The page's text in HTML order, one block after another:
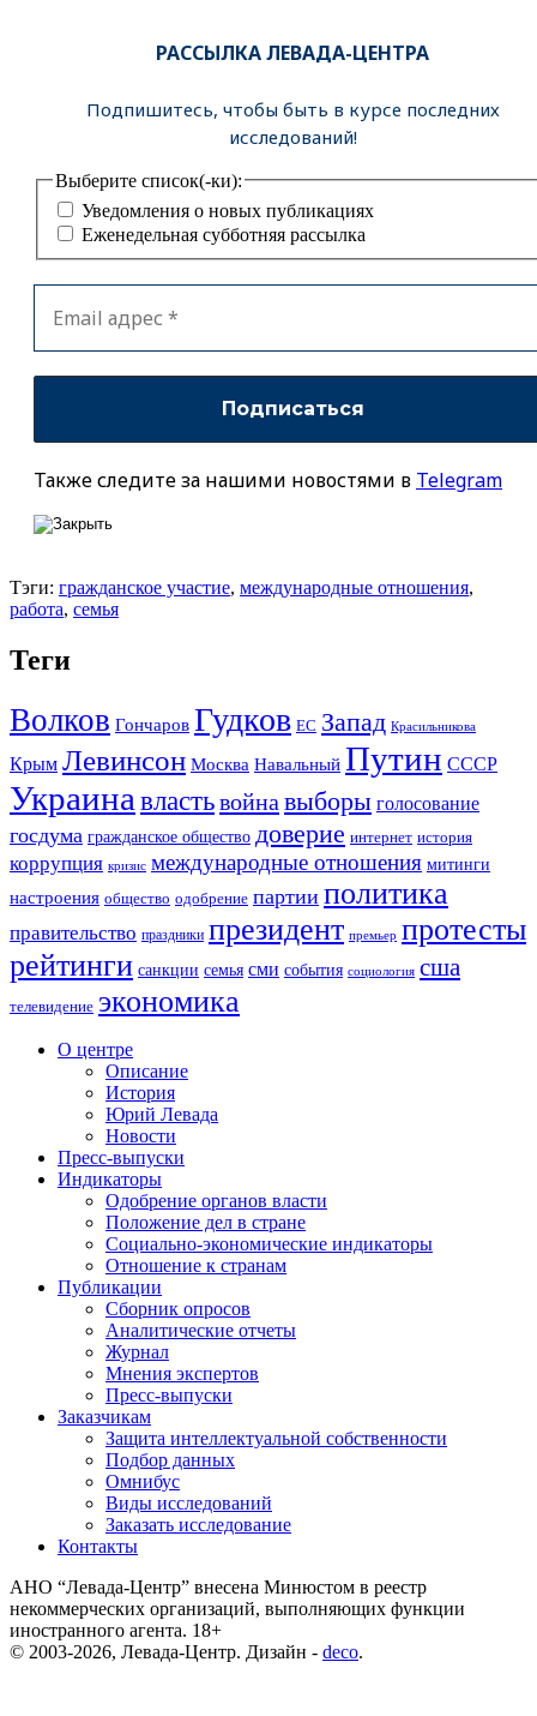
РАССЫЛКА ЛЕВАДА-ЦЕНТРА
Подпишитесь, чтобы быть в курсе последних
исследований!
Выберите список(-ки):
Уведомления о новых публикациях
Еженедельная субботняя рассылка
Также следите за нашими новостями в Telegram
Тэги: гражданское участие, международные отношения,
работа, семья
Теги
Волков Гончаров Гудков ЕС Запад Красильникова
Крым Левинсон Москва Навальный Путин СССР
Украина властьвойна выборы голосование
госдума гражданское общество доверие интернет история
коррупция кризис международные отношения митинги
настроения общество одобрение партии политика
правительство праздники президент премьер протесты
рейтинги санкции семья сми события социология сша
телевидение экономика
О центре
Описание
История
Юрий Левада
Новости
Пресс-выпуски
Индикаторы
Одобрение органов власти
Положение дел в стране
Социально-экономические индикаторы
Отношение к странам
Публикации
Сборник опросов
Аналитические отчеты
Журнал
Мнения экспертов
Пресс-выпуски
Заказчикам
Защита интеллектуальной собственности
Подбор данных
Омнибус
Виды исследований
Заказать исследование
Контакты
АНО “Левада-Центр” внесена Минюстом в реестр
некоммерческих организаций, выполняющих функции
иностранного агента. 18+
© 2003-2026, Левада-Центр. Дизайн - deco.